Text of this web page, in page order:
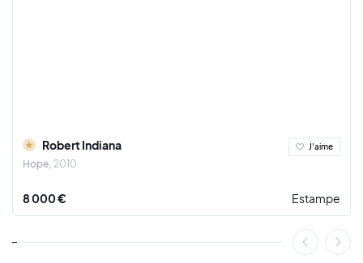
Robert Indiana
Hope 2010
J'aime
8 000 € Estampe